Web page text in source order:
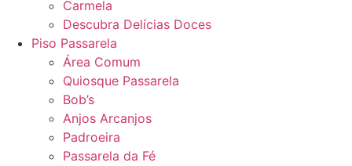
Carmela
Descubra Delícias Doces
Piso Passarela
Área Comum
Quiosque Passarela
Bob’s
Anjos Arcanjos
Padroeira
Passarela da Fé